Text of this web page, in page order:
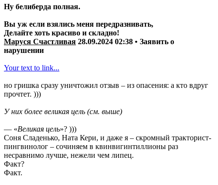
Ну белиберда полная.
Вы уж если взялись меня передразнивать,
Делайте хоть красиво и складно!
Маруся Счастливая 28.09.2024 02:38 • Заявить о
нарушении
Your text to link...
но гришка сразу уничтожил отзыв – из опасения: а кто вдруг
прочтет. )))
У них более великая цель (см. выше)
— «Великая цель»? )))
Соня Сладенько, Ната Кери, и даже я – скромный тракторист-
пингвинолог – сочиняем в квинвигинтиллионы раз
несравнимо лучше, нежели чем липец.
Факт?
Факт.